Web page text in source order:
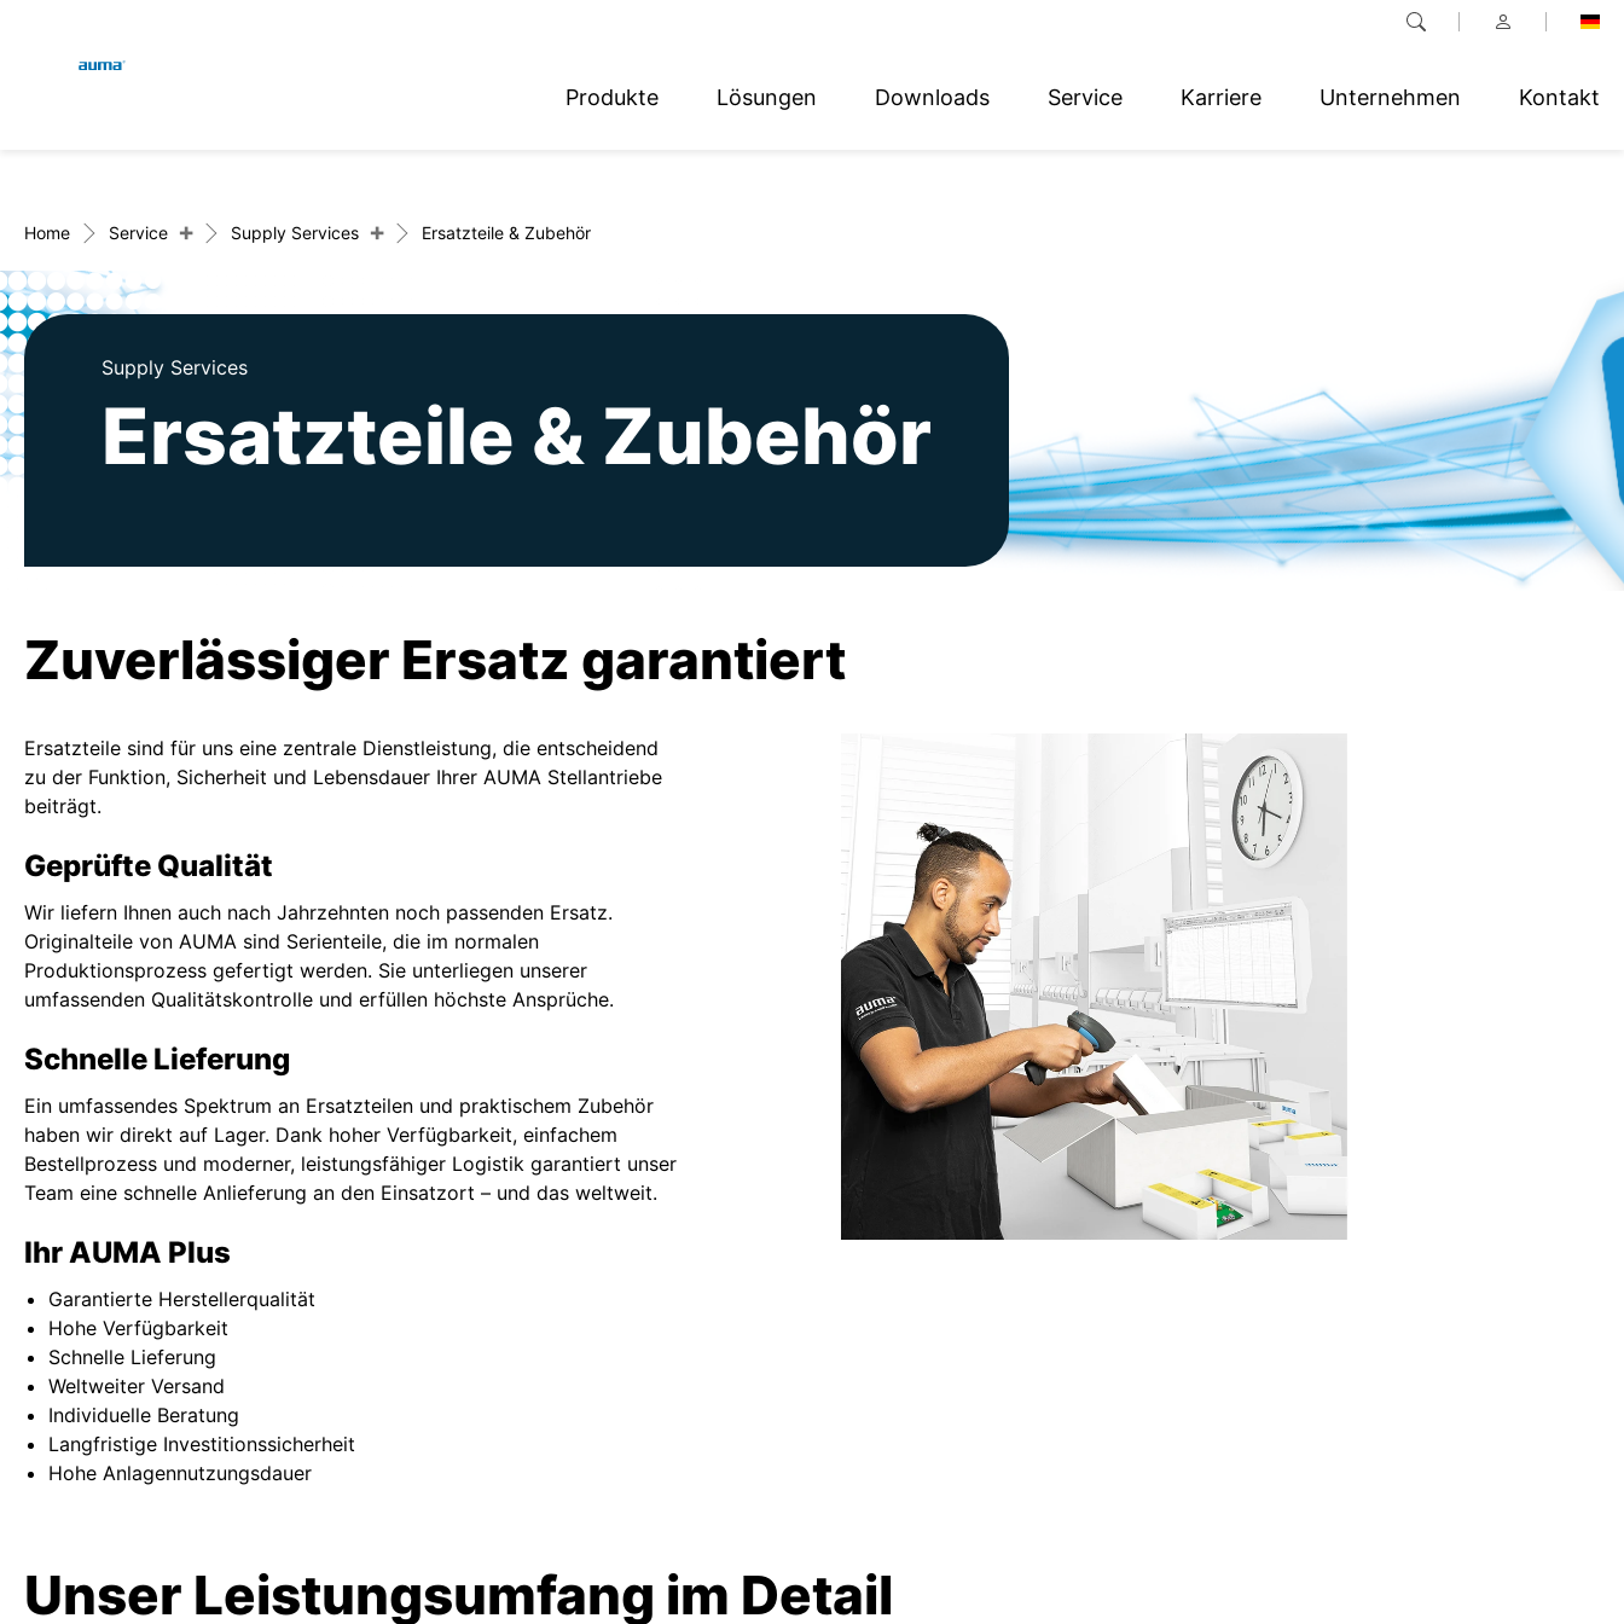
Produkte Lösungen Downloads Service Karriere Unternehmen Kontakt
Europa
Asien und Pazifik
Nordamerika
Home Service + Supply Services + Ersatzteile & Zubehör
Supply Services
Ersatzteile & Zubehör
Zuverlässiger Ersatz garantiert
Ersatzteile sind für uns eine zentrale Dienstleistung, die entscheidend
zu der Funktion, Sicherheit und Lebensdauer Ihrer AUMA Stellantriebe
beiträgt.
Geprüfte Qualität
Wir liefern Ihnen auch nach Jahrzehnten noch passenden Ersatz.
Originalteile von AUMA sind Serienteile, die im normalen
Produktionsprozess gefertigt werden. Sie unterliegen unserer
umfassenden Qualitätskontrolle und erfüllen höchste Ansprüche.
Schnelle Lieferung
Ein umfassendes Spektrum an Ersatzteilen und praktischem Zubehör
haben wir direkt auf Lager. Dank hoher Verfügbarkeit, einfachem
Bestellprozess und moderner, leistungsfähiger Logistik garantiert unser
Team eine schnelle Anlieferung an den Einsatzort – und das weltweit.
Ihr AUMA Plus
Garantierte Herstellerqualität
Hohe Verfügbarkeit
Schnelle Lieferung
Weltweiter Versand
Individuelle Beratung
Langfristige Investitionssicherheit
Hohe Anlagennutzungsdauer
Unser Leistungsumfang im Detail